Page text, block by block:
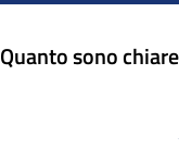
Quanto sono